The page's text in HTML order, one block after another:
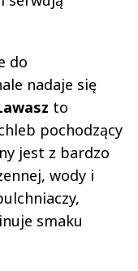
do
nadaje się
to
pochodzący
jest z bardzo
wody i
smaku